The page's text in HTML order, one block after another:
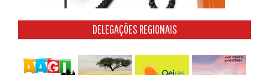
DELEGAÇÕES REGIONAIS